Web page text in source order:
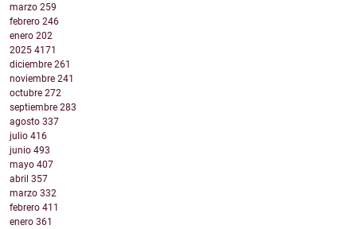
marzo 259
febrero 246
enero 202
2025 4171
diciembre 261
noviembre 241
octubre 272
septiembre 283
agosto 337
julio 416
junio 493
mayo 407
abril 357
marzo 332
febrero 411
enero 361